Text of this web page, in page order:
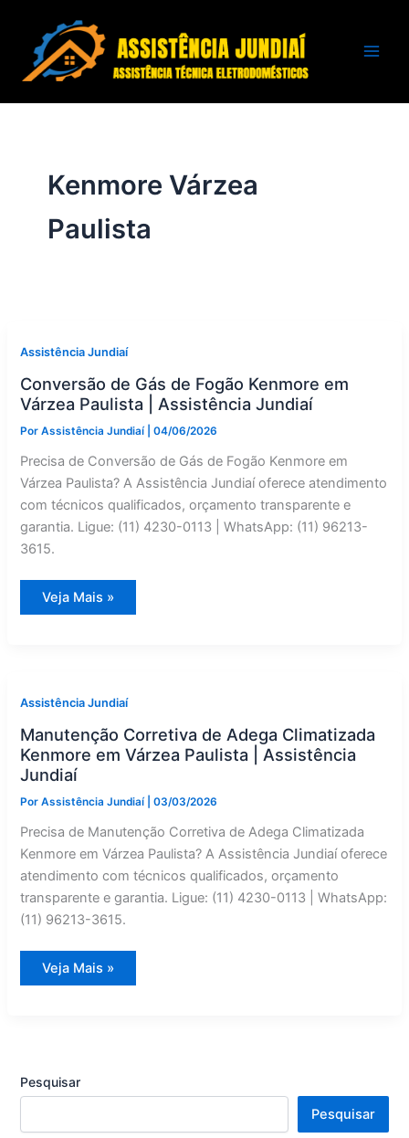
conteúdo
Kenmore Várzea
Paulista
Assistência Jundiaí
Conversão de Gás de Fogão Kenmore em
Várzea Paulista | Assistência Jundiaí
PorAssistência Jundiaí |04/06/2026
Precisa de Conversão de Gás de Fogão Kenmore em
Várzea Paulista? A Assistência Jundiaí oferece atendimento
com técnicos qualificados, orçamento transparente e
garantia. Ligue: (11) 4230-0113 | WhatsApp: (11) 96213-
3615.
Conversão
de
Paulista
|
Assistência
Jundiaí
Veja Mais »
Assistência Jundiaí
Manutenção Corretiva de Adega Climatizada
Kenmore em Várzea Paulista | Assistência
Jundiaí
PorAssistência Jundiaí |03/03/2026
Precisa de Manutenção Corretiva de Adega Climatizada
Kenmore em Várzea Paulista? A Assistência Jundiaí oferece
atendimento com técnicos qualificados, orçamento
transparente e garantia. Ligue: (11) 4230-0113 | WhatsApp:
(11) 96213-3615.
Manutenção
Corretiva
|
Assistência
Veja Mais »
Pesquisar
Pesquisar